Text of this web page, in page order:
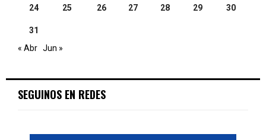
24 25 26 27 28 29 30
31
« Abr Jun »
SEGUINOS EN REDES